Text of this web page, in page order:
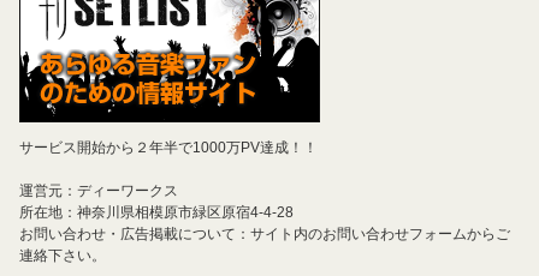
サービス開始から２年半で1000万PV達成！！
運営元：ディーワークス
所在地：神奈川県相模原市緑区原宿4-4-28
お問い合わせ・広告掲載について：サイト内のお問い合わせフォームからご
連絡下さい。